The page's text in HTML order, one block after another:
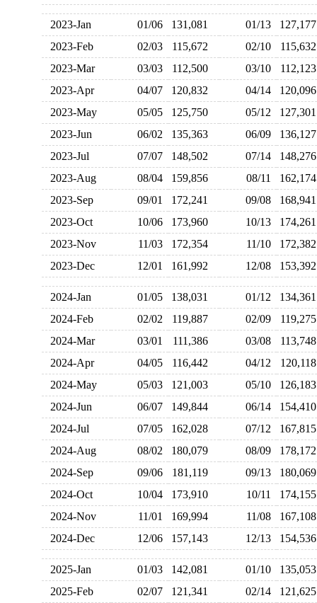
2023-Jan 01/06 131,081 01/13
2023-Feb
02/03 115,672 02/10
2023-Mar
03/03 112,500 03/10
2023-Apr
04/07 120,832 04/14
2023-May
05/05 125,750 05/12
2023-Jun
06/02 135,363 06/09
2023-Jul
07/07 148,502 07/14
2023-Aug
08/04 159,856 08/11
2023-Sep
09/01 172,241 09/08
2023-Oct
10/06 173,960 10/13
2023-Nov
11/03 172,354 11/10
2023-Dec
12/01 161,992 12/08
2024-Jan 01/05 138,031 01/12
2024-Feb
02/02 119,887 02/09
2024-Mar
03/01 111,386 03/08
2024-Apr
04/05 116,442 04/12
2024-May
05/03 121,003 05/10
2024-Jun
06/07 149,844 06/14
2024-Jul
07/05 162,028 07/12
2024-Aug
08/02 180,079 08/09
2024-Sep
09/06 181,119 09/13
2024-Oct
10/04 173,910 10/11
2024-Nov
11/01 169,994 11/08
2024-Dec
12/06 157,143 12/13
2025-Jan 01/03 142,081 01/10
2025-Feb
02/07 121,341 02/14